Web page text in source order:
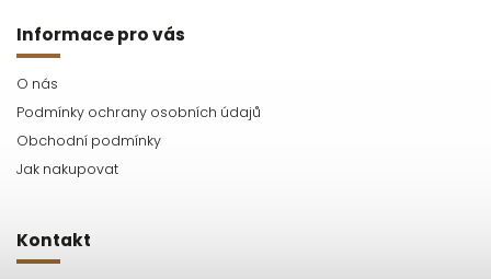
Informace pro vás
O nás
Podmínky ochrany osobních údajů
Obchodní podmínky
Jak nakupovat
Kontakt